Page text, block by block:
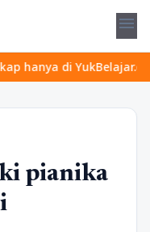
menu
YukBelajar.com.
pianika